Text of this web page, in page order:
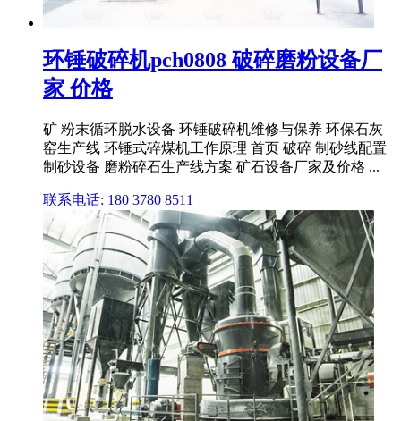
环锤破碎机pch0808 破碎磨粉设备厂
家 价格
矿 粉末循环脱水设备 环锤破碎机维修与保养 环保石灰
窑生产线 环锤式碎煤机工作原理 首页 破碎 制砂线配置
制砂设备 磨粉碎石生产线方案 矿石设备厂家及价格 ...
联系电话: 180 3780 8511